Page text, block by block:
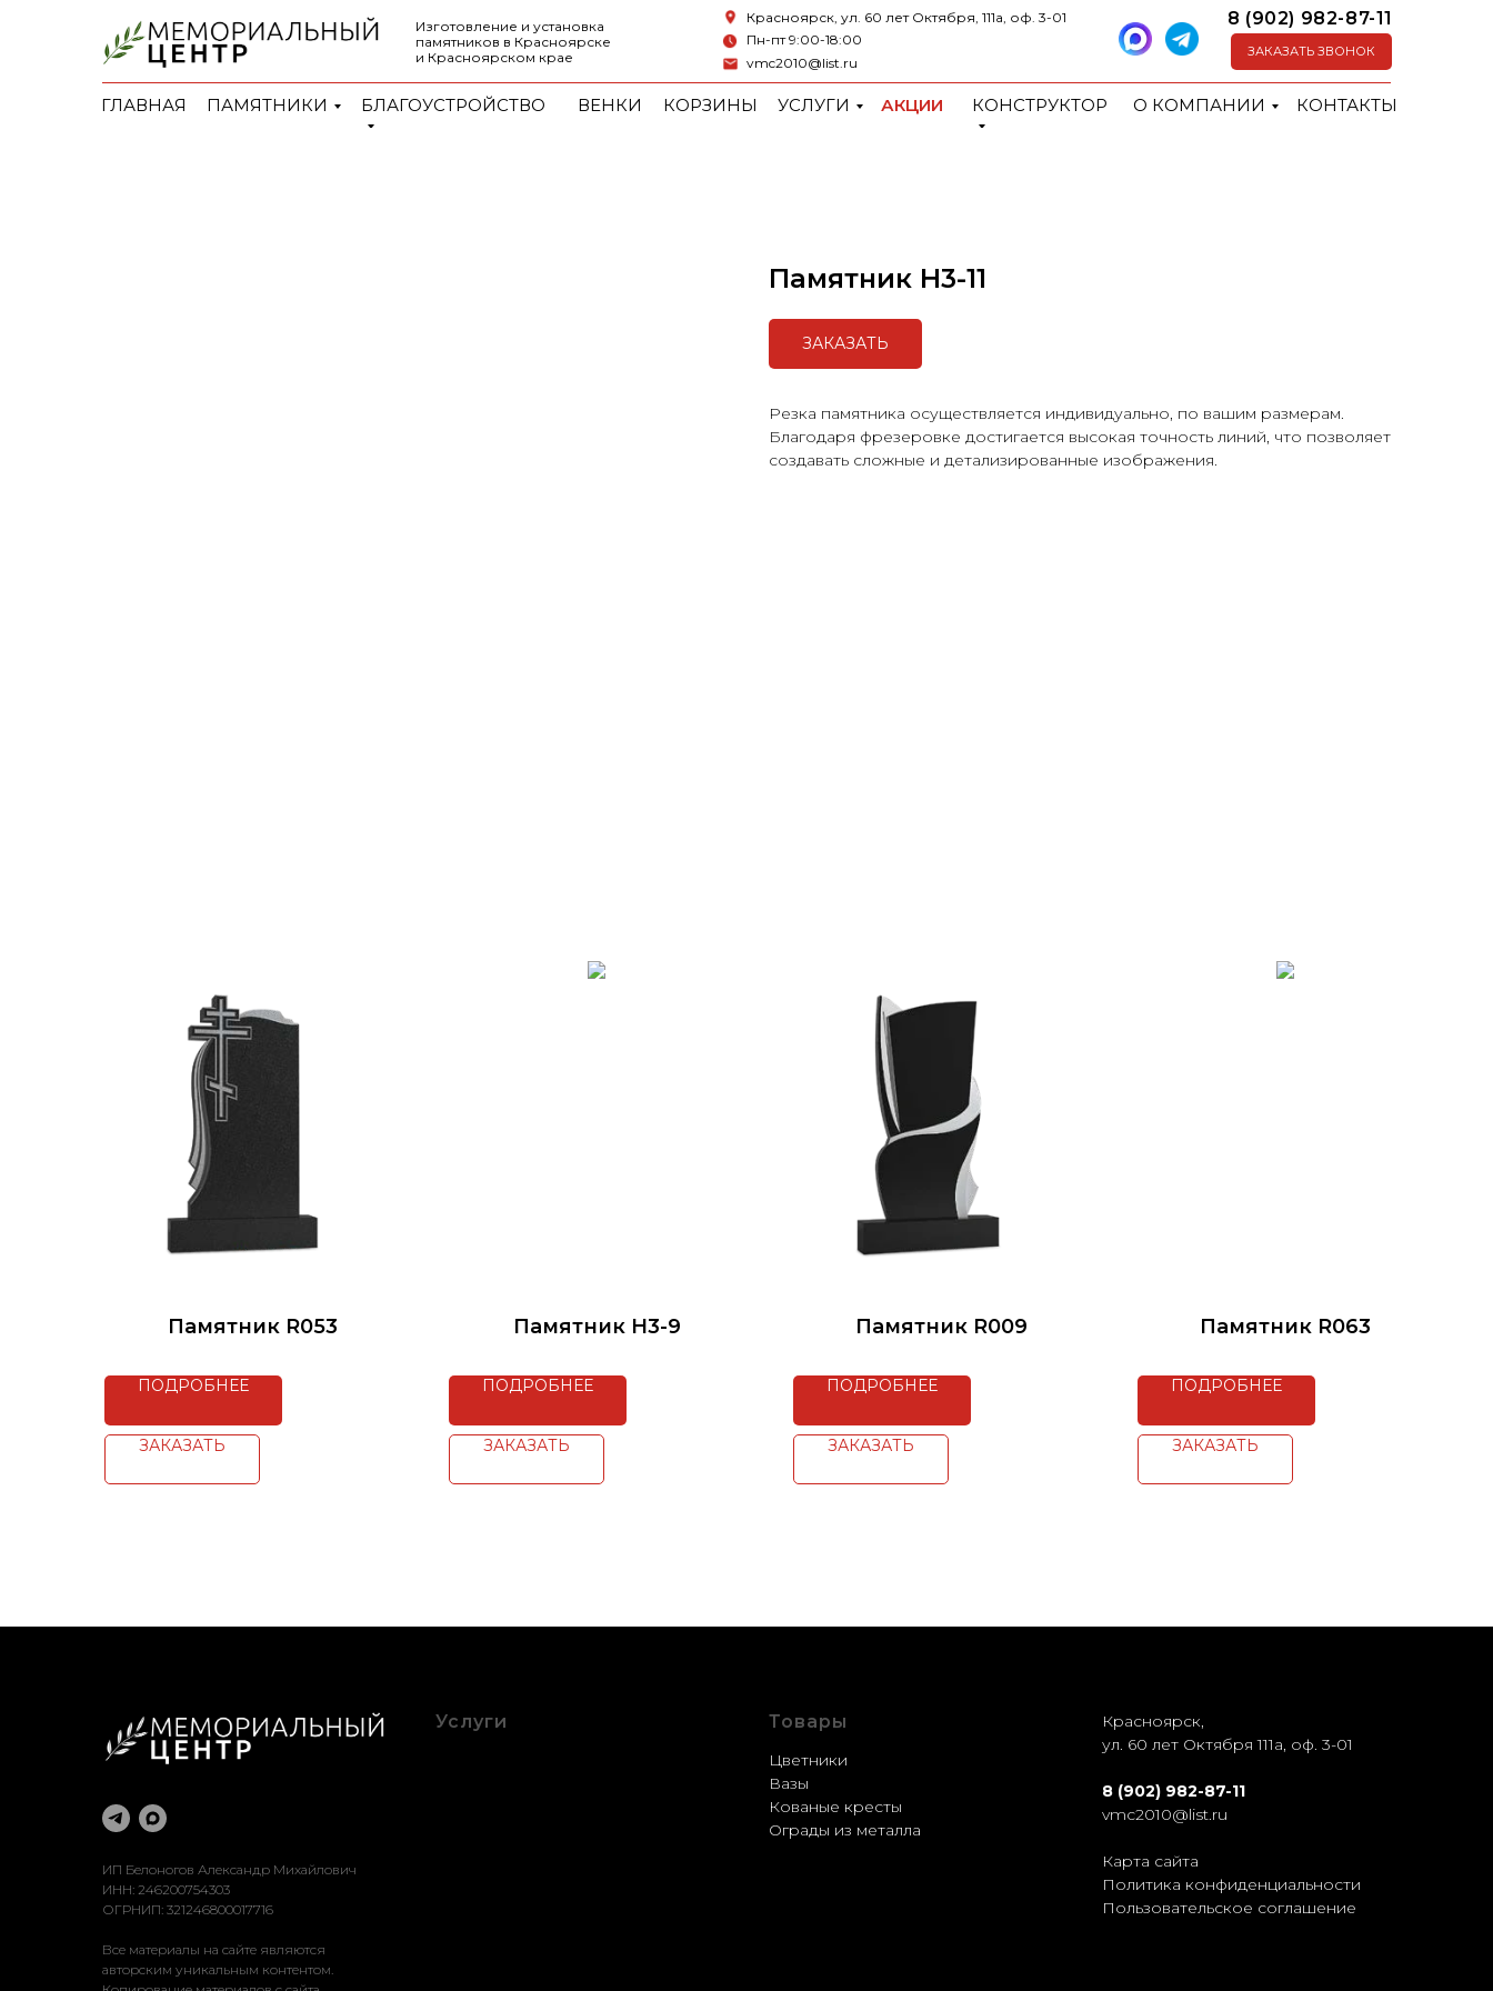
8 (902) 982-87-11
vmc2010@list.ru
Изготовление и установка
памятников в Красноярске
и Красноярском крае
ЗАКАЗАТЬ ЗВОНОК
Красноярск, ул. 60 лет Октября, 111а, оф. 3-01
Пн-пт 9:00-18:00
ПАМЯТНИКИ БЛАГОУСТРОЙСТВО УСЛУГИ
ВЕНКИ КОРЗИНЫ КОНСТРУКТОР О КОМПАНИИ КОНТАКТЫ
ГЛАВНАЯ АКЦИИ
Памятник H3-11
ЗАКАЗАТЬ
Резка памятника осуществляется индивидуально, по вашим размерам.
Благодаря фрезеровке достигается высокая точность линий, что позволяет
создавать сложные и детализированные изображения.
Памятник R053
ПОДРОБНЕЕ
ЗАКАЗАТЬ
Памятник H3-9
ПОДРОБНЕЕ
ЗАКАЗАТЬ
Памятник R009
ПОДРОБНЕЕ
ЗАКАЗАТЬ
Памятник R063
ПОДРОБНЕЕ
ЗАКАЗАТЬ
ИП Белоногов Александр Михайлович
ИНН: 246200754303
ОГРНИП: 321246800017716
Все материалы на сайте являются
авторским уникальным контентом.
Услуги Товары
Цветники
Вазы
Кованые кресты
Ограды из металла
Красноярск,
ул. 60 лет Октября 111а, оф. 3-01
8 (902) 982-87-11
vmc2010@list.ru
Карта сайта
Политика конфиденциальности
Пользовательское соглашение